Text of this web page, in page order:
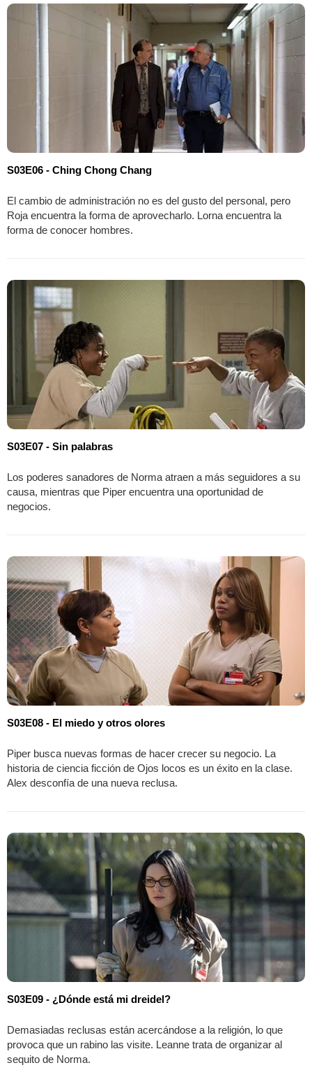
S03E06 - Ching Chong Chang
El cambio de administración no es del gusto del personal, pero
Roja encuentra la forma de aprovecharlo. Lorna encuentra la
forma de conocer hombres.
S03E07 - Sin palabras
Los poderes sanadores de Norma atraen a más seguidores a su
causa, mientras que Piper encuentra una oportunidad de
negocios.
S03E08 - El miedo y otros olores
Piper busca nuevas formas de hacer crecer su negocio. La
historia de ciencia ficción de Ojos locos es un éxito en la clase.
Alex desconfía de una nueva reclusa.
S03E09 - ¿Dónde está mi dreidel?
Demasiadas reclusas están acercándose a la religión, lo que
provoca que un rabino las visite. Leanne trata de organizar al
sequito de Norma.